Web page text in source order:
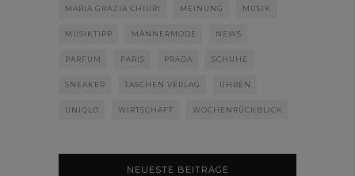
MARIA GRAZIA CHIURI MEINUNG MUSIK
MUSIKTIPP MÄNNERMODE NEWS
PARFUM PARIS PRADA SCHUHE
SNEAKER TASCHEN VERLAG UHREN
UNIQLO WIRTSCHAFT WOCHENRÜCKBLICK
NEUESTE BEITRÄGE